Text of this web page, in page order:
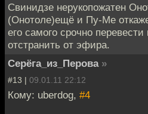
Свинидзе нерукопожатен
(Онотоле)ещё и Пу-Ме
его самого срочно
отстранить от эфира.
Серёга_из_Перова »
#13 | 09.01.11 22:12
Кому: uberdog, #4